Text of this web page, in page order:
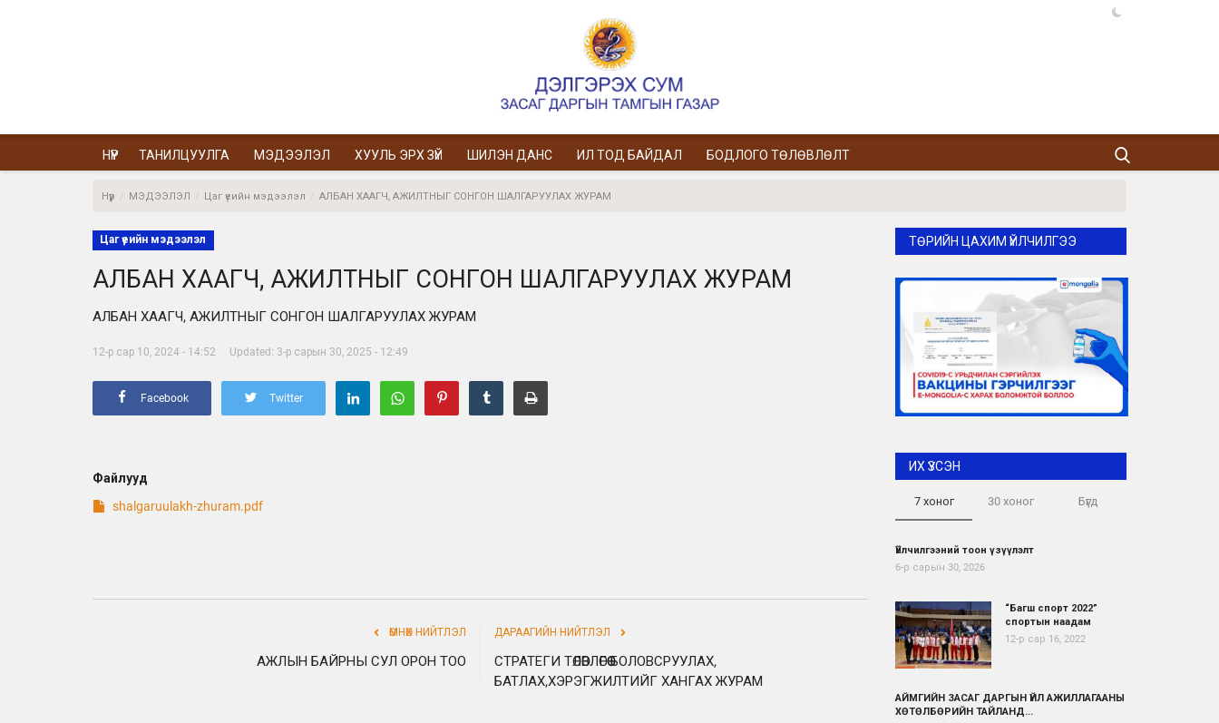
НҮҮР ТАНИЛЦУУЛГА МЭДЭЭЛЭЛ ХУУЛЬ ЭРХ ЗҮЙ ШИЛЭН ДАНС ИЛ ТОД БАЙДАЛ БОДЛОГО ТӨЛӨВЛӨЛТ
Нүүр МЭДЭЭЛЭЛ Цаг үеийн мэдээлэл АЛБАН ХААГЧ, АЖИЛТНЫГ СОНГОН ШАЛГАРУУЛАХ ЖУРАМ
Цаг үеийн мэдээлэл
АЛБАН ХААГЧ, АЖИЛТНЫГ СОНГОН ШАЛГАРУУЛАХ ЖУРАМ
АЛБАН ХААГЧ, АЖИЛТНЫГ СОНГОН ШАЛГАРУУЛАХ ЖУРАМ
12-р сар 10, 2024 - 14:52 Updated: 3-р сарын 30, 2025 - 12:49
Facebook Twitter
Файлууд
shalgaruulakh-zhuram.pdf
ӨМНӨХ НИЙТЛЭЛ
АЖЛЫН БАЙРНЫ СУЛ ОРОН ТОО
ДАРААГИЙН НИЙТЛЭЛ
СТРАТЕГИ ТӨЛӨВЛӨГӨӨ БОЛОВСРУУЛАХ,
БАТЛАХ,ХЭРЭГЖИЛТИЙГ ХАНГАХ ЖУРАМ
ТӨРИЙН ЦАХИМ ҮЙЛЧИЛГЭЭ
ИХ ҮЗСЭН
7 хоног 30 хоног Бүгд
Үйлчилгээний тоон үзүүлэлт
6-р сарын 30, 2026
“Багш спорт 2022”
спортын наадам
12-р сар 16, 2022
АЙМГИЙН ЗАСАГ ДАРГЫН ҮЙЛ АЖИЛЛАГААНЫ
ХӨТӨЛБӨРИЙН ТАЙЛАНД...